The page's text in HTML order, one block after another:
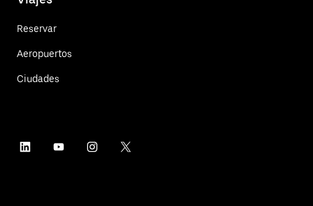
Reservar
Aeropuertos
Ciudades